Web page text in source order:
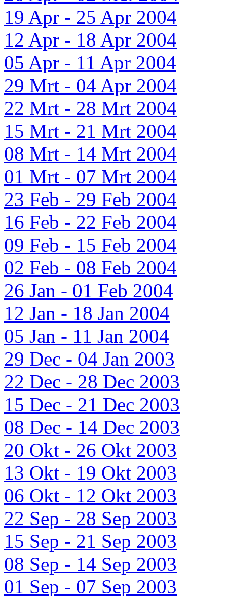
19 Apr - 25 Apr 2004
12 Apr - 18 Apr 2004
05 Apr - 11 Apr 2004
29 Mrt - 04 Apr 2004
22 Mrt - 28 Mrt 2004
15 Mrt - 21 Mrt 2004
08 Mrt - 14 Mrt 2004
01 Mrt - 07 Mrt 2004
23 Feb - 29 Feb 2004
16 Feb - 22 Feb 2004
09 Feb - 15 Feb 2004
02 Feb - 08 Feb 2004
26 Jan - 01 Feb 2004
12 Jan - 18 Jan 2004
05 Jan - 11 Jan 2004
29 Dec - 04 Jan 2003
22 Dec - 28 Dec 2003
15 Dec - 21 Dec 2003
08 Dec - 14 Dec 2003
20 Okt - 26 Okt 2003
13 Okt - 19 Okt 2003
06 Okt - 12 Okt 2003
22 Sep - 28 Sep 2003
15 Sep - 21 Sep 2003
08 Sep - 14 Sep 2003
01 Sep - 07 Sep 2003